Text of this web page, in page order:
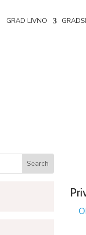
GRAD LIVNO